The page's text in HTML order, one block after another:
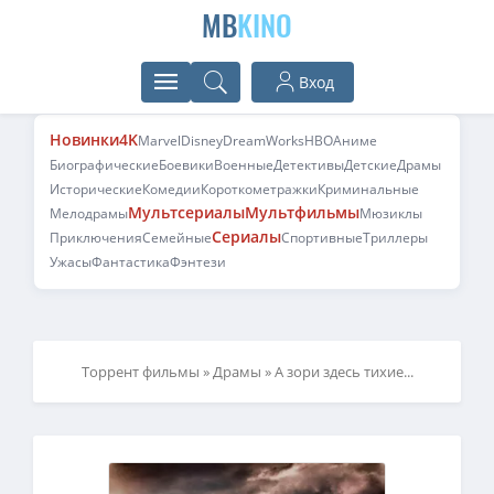
MBKINO
Вход
Новинки4KMarvelDisneyDreamWorksHBOАниме
БиографическиеБоевикиВоенныеДетективыДетскиеДрамы
ИсторическиеКомедииКороткометражкиКриминальные
МелодрамыМультсериалыМультфильмыМюзиклы
ПриключенияСемейныеСериалыСпортивныеТриллеры
УжасыФантастикаФэнтези
Торрент фильмы »Драмы » А зори здесь тихие...